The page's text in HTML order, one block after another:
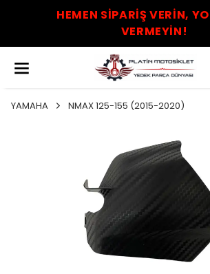
HEMEN SİPARİŞ VERİN,
VERMEYİN!
YAMAHA NMAX 125-155 (2015-2020)